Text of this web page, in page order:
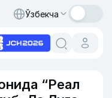
Ўзбекча
“Реал